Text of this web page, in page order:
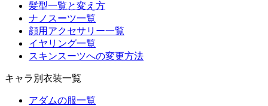
髪型一覧と変え方
ナノスーツ一覧
顔用アクセサリー一覧
イヤリング一覧
スキンスーツへの変更方法
キャラ別衣装一覧
アダムの服一覧